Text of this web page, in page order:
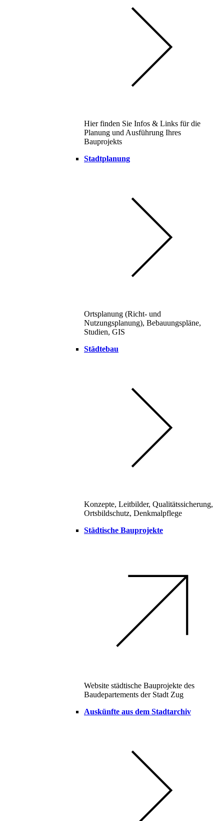
Hier finden Sie Infos & Links für die
Planung und Ausführung Ihres
Bauprojekts
Stadtplanung
Ortsplanung (Richt- und
Nutzungsplanung), Bebauungspläne,
Studien, GIS
Städtebau
Konzepte, Leitbilder, Qualitätssicherung,
Ortsbildschutz, Denkmalpflege
Städtische Bauprojekte
Website städtische Bauprojekte des
Baudepartements der Stadt Zug
Auskünfte aus dem Stadtarchiv